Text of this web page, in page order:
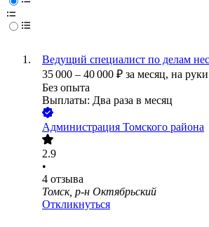
Ведущий специалист по делам
35 000 – 40 000 ₽ за месяц, на руки
Без опыта
Выплаты: Два раза в месяц
Администрация Томского района
2.9
•
4 отзыва
Томск, р-н Октябрьский
Откликнуться